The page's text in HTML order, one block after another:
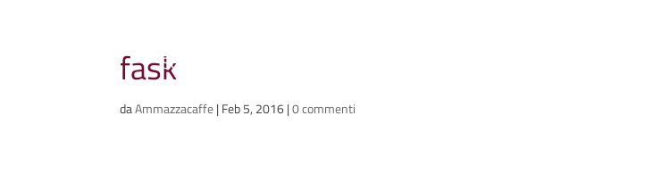
Scriviamo cose, intervistiamo gente
fask
daAmmazzacaffe|Feb 5, 2016|0 commenti